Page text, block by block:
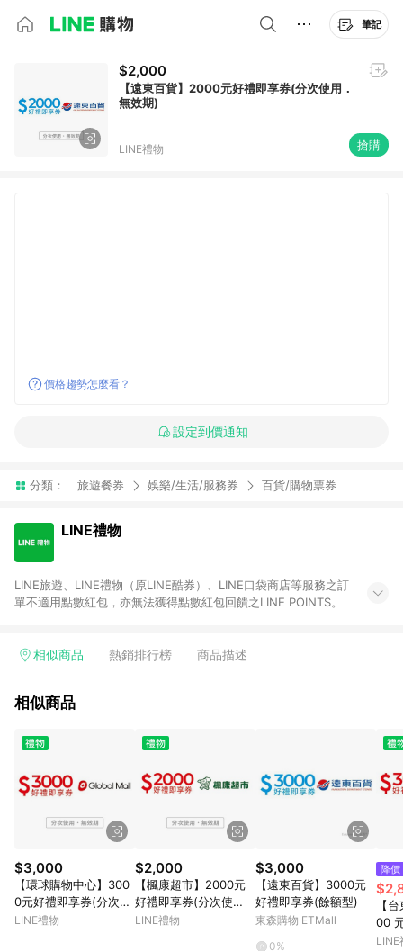
筆記
$2,000
【遠東百貨】2000元好禮即享券(分次使用．
無效期)
LINE禮物 搶購
價格趨勢怎麼看？
設定到價通知
分類： 旅遊餐券 娛樂/生活/服務券 百貨/購物票券
LINE禮物
LINE旅遊、LINE禮物（原LINE酷券）、LINE口袋商店等服務之訂
單不適用點數紅包，亦無法獲得點數紅包回饋之LINE POINTS。
相似商品 熱銷排行榜 商品描述
相似商品
$3,000
【環球購物中心】300
0元好禮即享券(分次使
用．無效期)
LINE禮物
$2,000
【楓康超市】2000元
好禮即享券(分次使
用．無效期)
LINE禮物
$3,000
【遠東百貨】3000元
好禮即享券(餘額型)
東森購物 ETMall
0%
降價
【
00
使用
LINE